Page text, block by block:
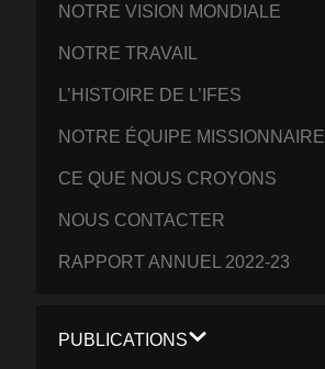
NOTRE VISION MONDIALE
NOTRE TRAVAIL
L’HISTOIRE DE L’IFES
NOTRE ÉQUIPE MISSIONNAIRE
CE QUE NOUS CROYONS
NOUS CONTACTER
RAPPORT ANNUEL 2022-23
PUBLICATIONS